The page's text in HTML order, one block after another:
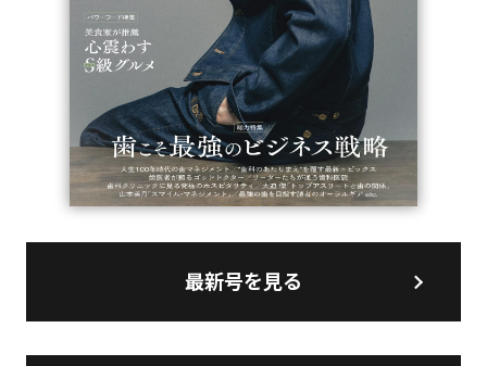
最新号を見る